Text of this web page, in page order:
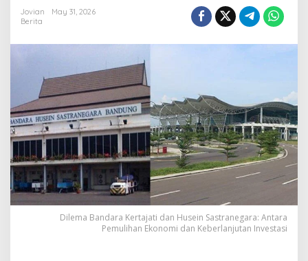
Jovian
May 31, 2026
Berita
Dilema Bandara Kertajati dan Husein Sastranegara: Antara
Pemulihan Ekonomi dan Keberlanjutan Investasi